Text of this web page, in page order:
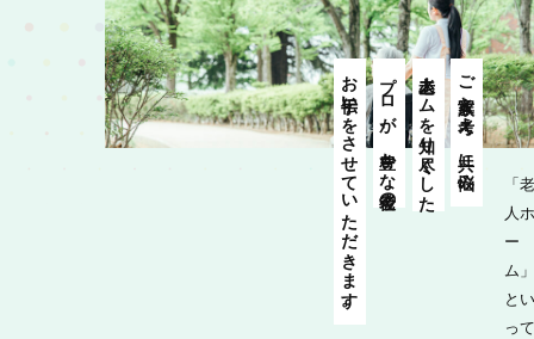
ご家族と考え、共に悩み、
老人ホームを知り尽くした
プロが、豊かな老後の
お手伝いをさせていただきます。
「
人
ー
ム
と
っ